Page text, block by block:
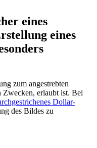
eines
eines
zum angestrebten
Zwecken, erlaubt ist. Bei
Dollar-
des Bildes zu